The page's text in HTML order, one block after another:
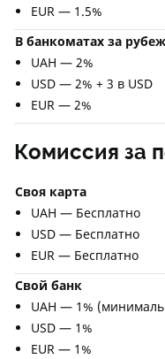
EUR — 1.5%
В банкоматах за
UAH — 2%
USD — 2% + 3 в USD
EUR — 2%
Комиссия за
Своя карта
UAH — Бесплатно
USD — Бесплатно
EUR — Бесплатно
Свой банк
UAH — 1%
USD — 1%
EUR — 1%